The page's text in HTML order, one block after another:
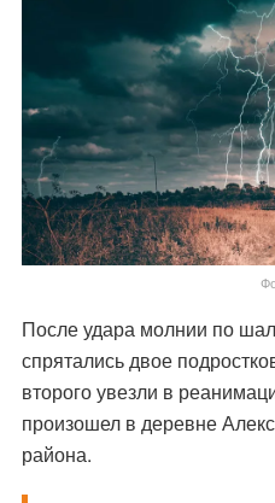
После удара молнии по
спрятались двое
второго увезли в
произошел в деревне
района.